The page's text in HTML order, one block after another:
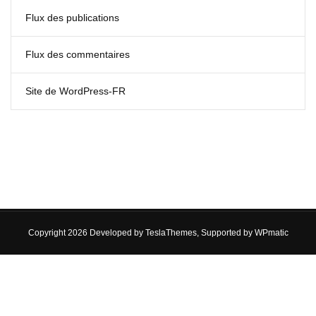
Flux des publications
Flux des commentaires
Site de WordPress-FR
Copyright 2026 Developed by TeslaThemes, Supported by WPmatic